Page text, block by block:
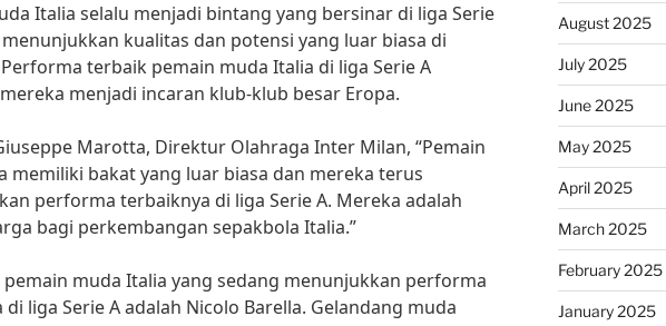
Italia selalu menjadi bintang yang bersinar di liga Serie
kualitas dan potensi yang luar biasa di
terbaik pemain muda Italia di liga Serie A
menjadi incaran klub-klub besar Eropa.
Marotta, Direktur Olahraga Inter Milan, “Pemain
memiliki bakat yang luar biasa dan mereka terus
performa terbaiknya di liga Serie A. Mereka adalah
bagi perkembangan sepakbola Italia.”
pemain muda Italia yang sedang menunjukkan performa
liga Serie A adalah Nicolo Barella. Gelandang muda
August 2025
July 2025
June 2025
May 2025
April 2025
March 2025
February 2025
January 2025